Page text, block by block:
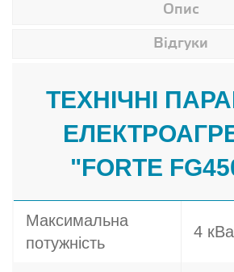
Опис
Відгуки
ТЕХНІЧНІ
"FORTE
Максимальна
потужність
4 кВа